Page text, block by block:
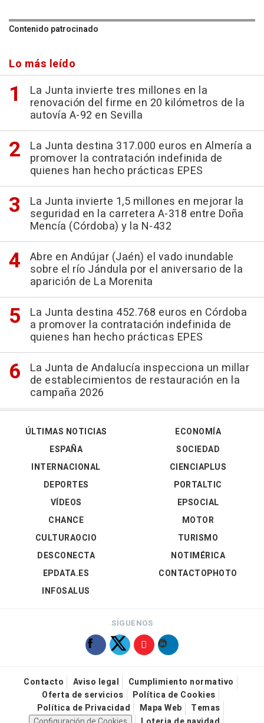
Contenido patrocinado
Lo más leído
La Junta invierte tres millones en la
renovación del firme en 20 kilómetros de la
autovía A-92 en Sevilla
La Junta destina 317.000 euros en Almería a
promover la contratación indefinida de
quienes han hecho prácticas EPES
La Junta invierte 1,5 millones en mejorar la
seguridad en la carretera A-318 entre Doña
Mencía (Córdoba) y la N-432
Abre en Andújar (Jaén) el vado inundable
sobre el río Jándula por el aniversario de la
aparición de La Morenita
La Junta destina 452.768 euros en Córdoba
a promover la contratación indefinida de
quienes han hecho prácticas EPES
La Junta de Andalucía inspecciona un millar
de establecimientos de restauración en la
campaña 2026
ÚLTIMAS NOTICIAS
ESPAÑA
INTERNACIONAL
DEPORTES
VÍDEOS
ECONOMÍA
SOCIEDAD
CIENCIAPLUS
PORTALTIC
EPSOCIAL
CHANCE
CULTURAOCIO
DESCONECTA
EPDATA.ES
INFOSALUS
MOTOR
TURISMO
NOTIMÉRICA
CONTACTOPHOTO
SÍGUENOS
Contacto Aviso legal
Cumplimiento normativo
Oferta de servicios
Política de Cookies
Política de Privacidad
Mapa Web
Temas